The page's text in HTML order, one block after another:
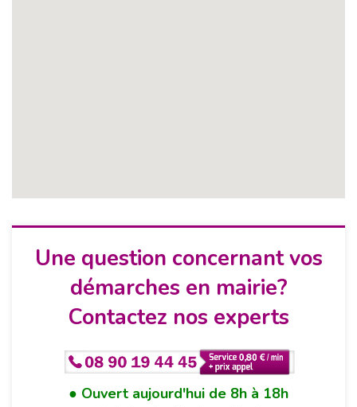
Une question concernant vos
démarches en mairie?
Contactez nos experts
Ouvert aujourd'hui de 8h à 18h